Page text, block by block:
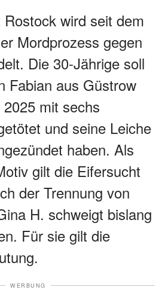
wird seit dem
Mordprozess gegen
Die 30-Jährige soll
Fabian aus Güstrow
mit sechs
und seine Leiche
haben. Als
gilt die Eifersucht
der Trennung von
H. schweigt bislang
Für sie gilt die
WERBUNG